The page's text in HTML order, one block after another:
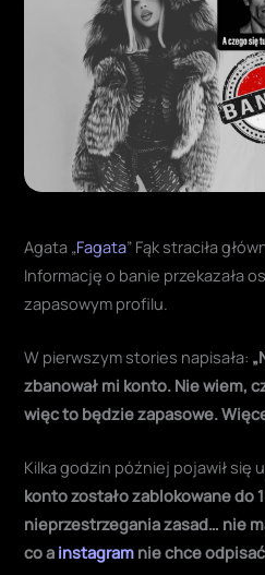
Agata „Fagata” Fąk straciła
Informację o banie przekazała
zapasowym profilu.
W pierwszym stories napisała:
zbanował mi konto. Nie wiem,
więc to będzie zapasowe.
Kilka godzin później pojawił się
konto zostało zablokowane do
nieprzestrzegania zasad… nie
co a instagram nie chce